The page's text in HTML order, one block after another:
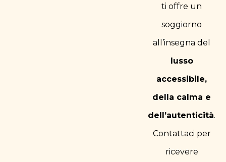
ti offre un
soggiorno
all’insegna del
lusso
accessibile,
della calma e
dell’autenticità.
Contattaci per
ricevere